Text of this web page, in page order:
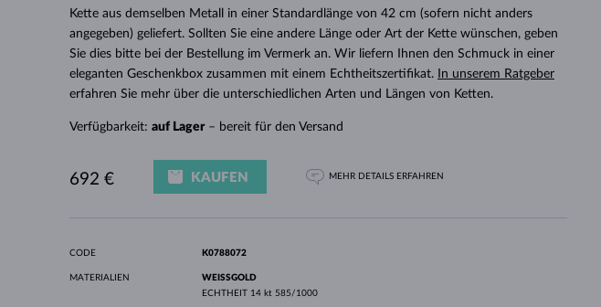
WEISSGOLD
ROSÉGOLD
DURCHSEHEN
WEISSGOLD
GESCHENKIDEENKette aus demselben Metall in einer Standardlänge von 42 cm (sofern nicht anders
angegeben) geliefert. Sollten Sie eine andere Länge oder Art der Kette wünschen, geben
Sie dies bitte bei der Bestellung im Vermerk an. Wir liefern Ihnen den Schmuck in einer
eleganten Geschenkbox zusammen mit einem Echtheitszertifikat.
In unserem Ratgeber
erfahren Sie mehr über die unterschiedlichen Arten und Längen von Ketten.
Verfügbarkeit: auf Lager– bereit für den Versand
692 € KAUFEN MEHR DETAILS ERFAHREN
CODE K0788072
MATERIALIEN
WEISSGOLD
ECHTHEIT 14 kt 585/1000